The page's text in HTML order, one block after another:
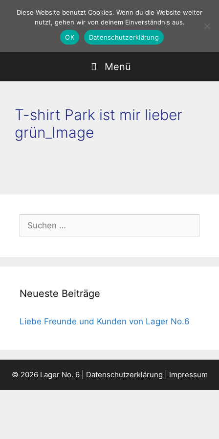
Inhalt
Menü
T-shirt Park ist mir lieber
grün_Image
nach:
Neueste Beiträge
Liebe Freunde und Kunden von Lager No.6
© 2026 Lager No. 6 | Datenschutzerklärung Impressum
Diese Website benutzt Cookies. Wenn du die Website weiter
nutzt, gehen wir von deinem Einverständnis aus.
OK
Datenschutzerklärung